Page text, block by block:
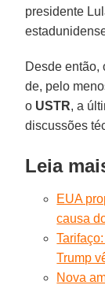
presidente
Desde então,
de, pelo
o USTR, a
discussões
Leia
EUA
causa
Trump
Nova